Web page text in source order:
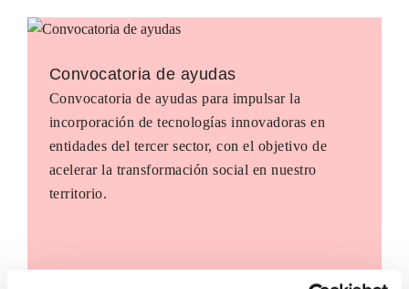
Convocatoria de ayudas
Convocatoria de ayudas para impulsar la
incorporación de tecnologías innovadoras en
entidades del tercer sector, con el objetivo de
acelerar la transformación social en nuestro
territorio.